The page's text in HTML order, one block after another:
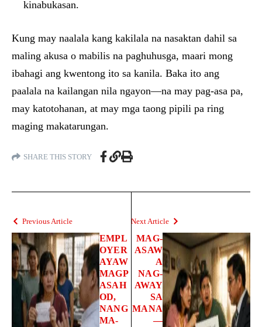
kinabukasan.
Kung may naalala kang kakilala na nasaktan dahil sa
maling akusa o mabilis na paghuhusga, maari mong
ibahagi ang kwentong ito sa kanila. Baka ito ang
paalala na kailangan nila ngayon—na may pag-asa pa,
may katotohanan, at may mga taong pipili pa ring
maging makatarungan.
SHARE THIS STORY
Previous Article
EMPL
OYER
AYAW
MAGP
ASAH
OD,
NANG
MA-
Next Article
MAG-
ASAW
A
NAG-
AWAY
SA
MANA
—